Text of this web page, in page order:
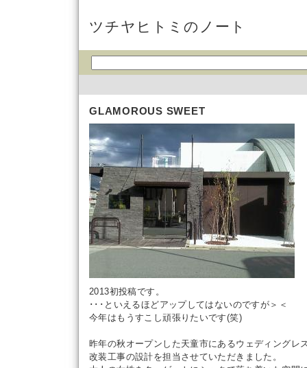
ツチヤヒトミのノート
GLAMOROUS SWEET
2013初投稿です。
･･･といえるほどアップしてはないのですが＞＜
今年はもうすこし頑張りたいです(笑)
昨年の秋オープンした天童市にあるウェディングレ
改装工事の設計を担当させていただきました。